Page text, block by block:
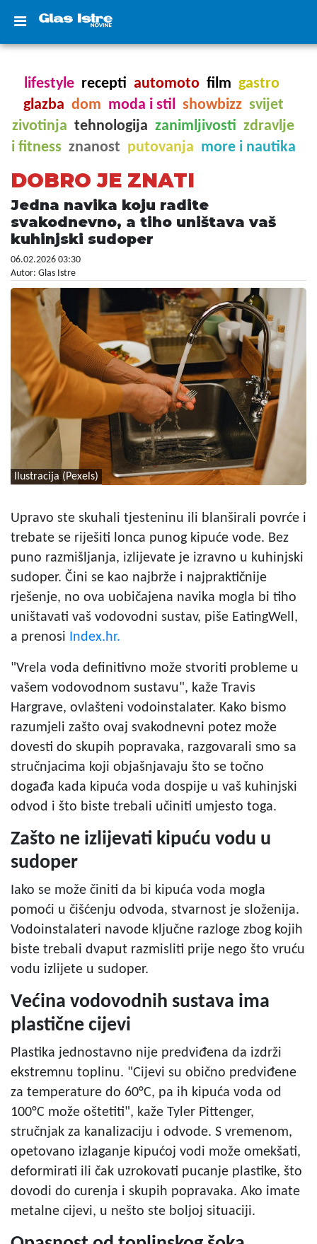
lifestyle recepti automoto film gastro
glazba dom moda i stil showbizz svijet
zivotinja tehnologija zanimljivosti zdravlje
i fitness znanost putovanja more i nautika
DOBRO JE ZNATI
Jedna navika koju radite
svakodnevno, a tiho uništava vaš
kuhinjski sudoper
06.02.2026 03:30
Autor: Glas Istre
Ilustracija (Pexels)
Upravo ste skuhali tjesteninu ili blanširali povrće i
trebate se riješiti lonca punog kipuće vode. Bez
puno razmišljanja, izlijevate je izravno u kuhinjski
sudoper. Čini se kao najbrže i najpraktičnije
rješenje, no ova uobičajena navika mogla bi tiho
uništavati vaš vodovodni sustav, piše EatingWell,
a prenosi Index.hr.
"Vrela voda definitivno može stvoriti probleme u
vašem vodovodnom sustavu", kaže Travis
Hargrave, ovlašteni vodoinstalater. Kako bismo
razumjeli zašto ovaj svakodnevni potez može
dovesti do skupih popravaka, razgovarali smo sa
stručnjacima koji objašnjavaju što se točno
događa kada kipuća voda dospije u vaš kuhinjski
odvod i što biste trebali učiniti umjesto toga.
Zašto ne izlijevati kipuću vodu u
sudoper
Iako se može činiti da bi kipuća voda mogla
pomoći u čišćenju odvoda, stvarnost je složenija.
Vodoinstalateri navode ključne razloge zbog kojih
biste trebali dvaput razmisliti prije nego što vruću
vodu izlijete u sudoper.
Većina vodovodnih sustava ima
plastične cijevi
Plastika jednostavno nije predviđena da izdrži
ekstremnu toplinu. "Cijevi su obično predviđene
za temperature do 60°C, pa ih kipuća voda od
100°C može oštetiti", kaže Tyler Pittenger,
stručnjak za kanalizaciju i odvode. S vremenom,
opetovano izlaganje kipućoj vodi može omekšati,
deformirati ili čak uzrokovati pucanje plastike, što
dovodi do curenja i skupih popravaka. Ako imate
metalne cijevi, u nešto ste boljoj situaciji.